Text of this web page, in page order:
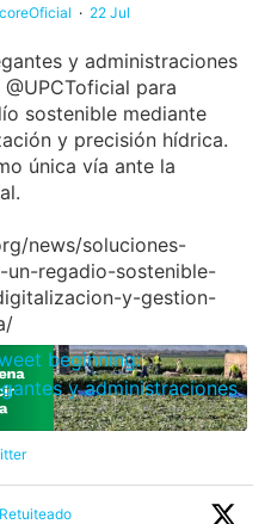
· 22 Jul
y administraciones
para
sostenible mediante
y precisión hídrica.
única vía ante la
news/soluciones-
un-regadio-sostenible-
y-gestion-